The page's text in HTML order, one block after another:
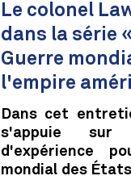
Le colonel
dans la série
Guerre
l'empire
Dans cet
s'appuie sur
d'expérience
mondial des